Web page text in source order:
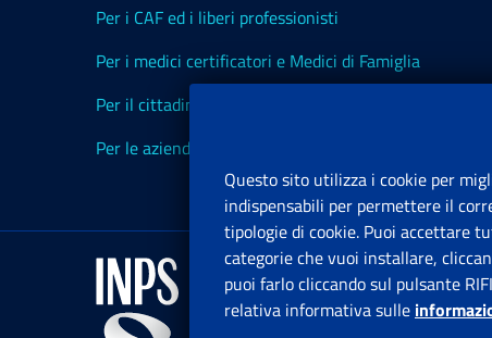
Per i CAF ed i liberi professionisti
Per i medici certificatori e Medici di Famiglia
Per il cittadino
Per le aziende ed i Consulenti
Questo sito utilizza i cookie per
indispensabili per permettere il
tipologie di cookie. Puoi accettare
categorie che vuoi installare,
puoi farlo cliccando sul pulsante
relativa informativa sulle